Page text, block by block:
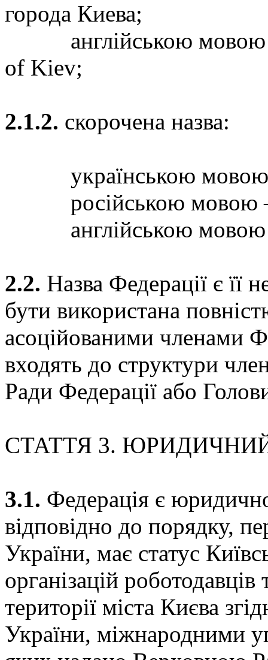
города Киева;
англійською мовою –
of Kiev;
2.1.2. скорочена назва:
українською
російською мовою
англійською мовою
2.2. Назва Федерації є її
бути використана
асоційованими членами
входять до структури
Ради Федерації або
СТАТТЯ 3.
3.1. Федерація є
відповідно до порядку,
України, має статус
організацій
території міста Києва
України, міжнародними